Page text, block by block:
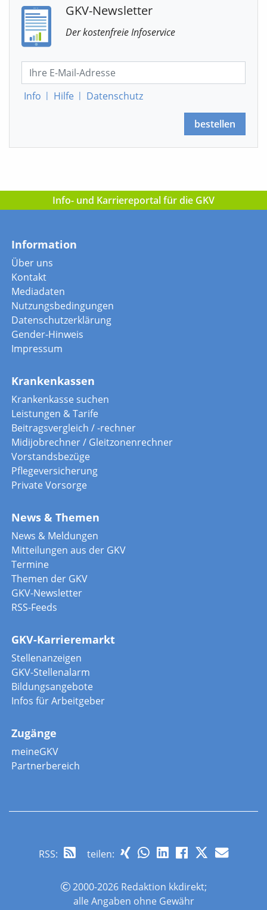
GKV-Newsletter
Der kostenfreie Infoservice
Info | Hilfe | Datenschutz
bestellen
Info- und Karriereportal für die GKV
Information
Über uns
Kontakt
Mediadaten
Nutzungsbedingungen
Datenschutzerklärung
Gender-Hinweis
Impressum
Krankenkassen
Krankenkasse suchen
Leistungen & Tarife
Beitragsvergleich / -rechner
Midijobrechner / Gleitzonenrechner
Vorstandsbezüge
Pflegeversicherung
Private Vorsorge
News & Themen
News & Meldungen
Mitteilungen aus der GKV
Termine
Themen der GKV
GKV-Newsletter
RSS-Feeds
GKV-Karrieremarkt
Stellenanzeigen
GKV-Stellenalarm
Bildungsangebote
Infos für Arbeitgeber
Zugänge
meineGKV
Partnerbereich
RSS: teilen:
2000-2026 Redaktion kkdirekt;
alle Angaben ohne Gewähr